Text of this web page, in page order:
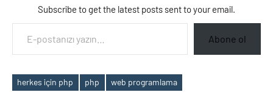
Subscribe to get the latest posts sent to your email.
E-postanızı yazın…
Abone ol
Etiketler
herkes için php php web programlama